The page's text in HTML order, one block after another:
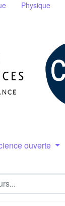
Physique
ouverte